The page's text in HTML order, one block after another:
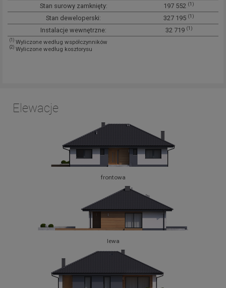
Stan surowy zamknięty: 197 552 (1)
Stan deweloperski: 327 195 (1)
Instalacje wewnętrzne: 32 719 (1)
(1) Wyliczone według współczynników
(2) Wyliczone według kosztorysu
Elewacje
frontowa
lewa